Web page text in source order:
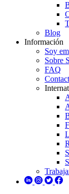
Blog
Información
Soy
Sobre
FAQ